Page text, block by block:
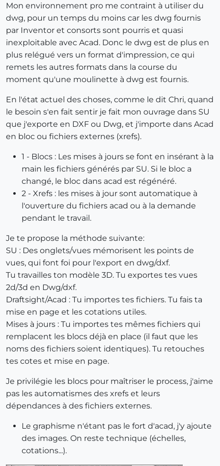
Mon environnement pro me contraint à utiliser du
dwg, pour un temps du moins car les dwg fournis
par Inventor et consorts sont pourris et quasi
inexploitable avec Acad. Donc le dwg est de plus en
plus relégué vers un format d'impression, ce qui
remets les autres formats dans la course du
moment qu'une moulinette à dwg est fournis.
En l'état actuel des choses, comme le dit Chri, quand
le besoin s'en fait sentir je fait mon ouvrage dans SU
que j'exporte en DXF ou Dwg, et j'importe dans Acad
en bloc ou fichiers externes (xrefs).
1 - Blocs : Les mises à jours se font en insérant à la
main les fichiers générés par SU. Si le bloc a
changé, le bloc dans acad est régénéré.
2 - Xrefs : les mises à jour sont automatique à
l'ouverture du fichiers acad ou à la demande
pendant le travail.
Je te propose la méthode suivante:
SU : Des onglets/vues mémorisent les points de
vues, qui font foi pour l'export en dwg/dxf.
Tu travailles ton modèle 3D. Tu exportes tes vues
2d/3d en Dwg/dxf.
Draftsight/Acad : Tu importes tes fichiers. Tu fais ta
mise en page et les cotations utiles.
Mises à jours : Tu importes tes mêmes fichiers qui
remplacent les blocs déjà en place (il faut que les
noms des fichiers soient identiques). Tu retouches
tes cotes et mise en page.
Je privilégie les blocs pour maîtriser le process, j'aime
pas les automatismes des xrefs et leurs
dépendances à des fichiers externes.
Le graphisme n'étant pas le fort d'acad, j'y ajoute
des images. On reste technique (échelles,
cotations...).